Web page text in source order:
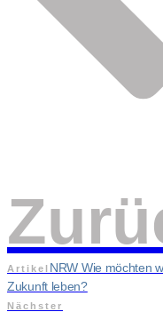
Artikel NRW Wie möchten
Zukunft leben?
Nächster